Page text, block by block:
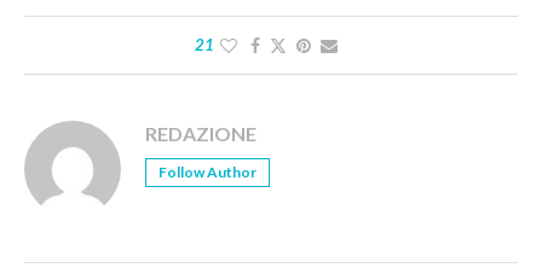
21
REDAZIONE
Follow Author